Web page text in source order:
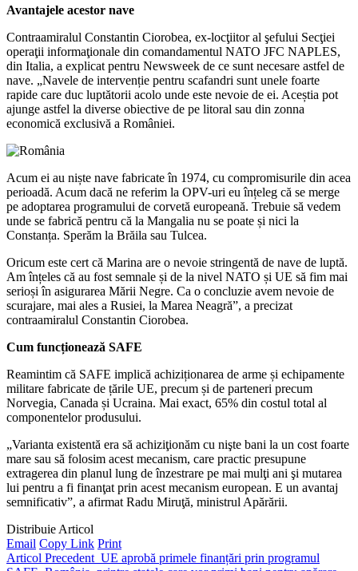
Avantajele acestor nave
Contraamiralul Constantin Ciorobea, ex-locţiitor al şefului Secţiei
operaţii informaţionale din comandamentul NATO JFC NAPLES,
din Italia, a explicat pentru Newsweek de ce sunt necesare astfel de
nave. „Navele de intervenție pentru scafandri sunt unele foarte
rapide care duc luptătorii acolo unde este nevoie de ei. Aceștia pot
ajunge astfel la diverse obiective de pe litoral sau din zonna
economică exclusivă a României.
Acum ei au niște nave fabricate în 1974, cu compromisurile din acea
perioadă. Acum dacă ne referim la OPV-uri eu înțeleg că se merge
pe adoptarea programului de corvetă europeană. Trebuie să vedem
unde se fabrică pentru că la Mangalia nu se poate și nici la
Constanța. Sperăm la Brăila sau Tulcea.
Oricum este cert că Marina are o nevoie stringentă de nave de luptă.
Am înțeles că au fost semnale și de la nivel NATO și UE să fim mai
serioși în asigurarea Mării Negre. Ca o concluzie avem nevoie de
scurajare, mai ales a Rusiei, la Marea Neagră”, a precizat
contraamiralul Constantin Ciorobea.
Cum funcționează SAFE
Reamintim că SAFE implică achiziționarea de arme și echipamente
militare fabricate de țările UE, precum și de parteneri precum
Norvegia, Canada și Ucraina. Mai exact, 65% din costul total al
componentelor produsului.
„Varianta existentă era să achiziţionăm cu nişte bani la un cost foarte
mare sau să folosim acest mecanism, care practic presupune
extragerea din planul lung de înzestrare pe mai mulţi ani şi mutarea
lui pentru a fi finanţat prin acest mecanism european. E un avantaj
semnificativ”, a afirmat Radu Miruţă, ministrul Apărării.
Distribuie Articol
Email Copy Link Print
Articol Precedent UE aprobă primele finanțări prin programul